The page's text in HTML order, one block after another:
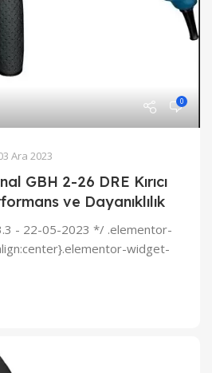
0
Ara 2023
GBH 2-26 DRE Kırıcı
ve Dayanıklılık
- 22-05-2023 */ .elementor-
widget-